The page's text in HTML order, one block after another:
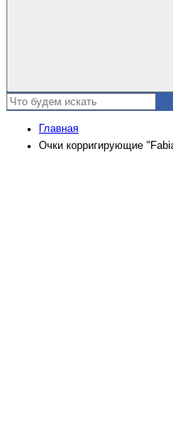
Главная
Очки корригирующие